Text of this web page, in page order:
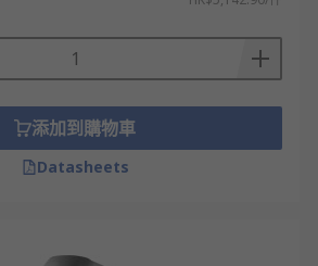
添加到購物車
Datasheets